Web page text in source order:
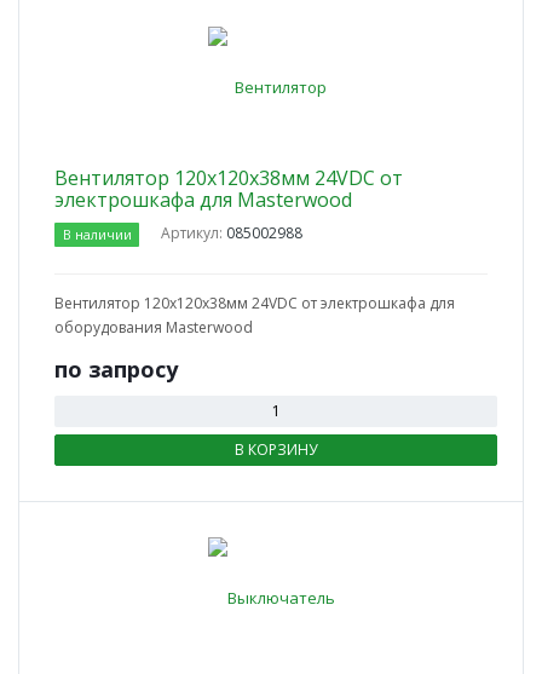
Вентилятор 120х120х38мм 24VDC от
электрошкафа для Masterwood
В наличии Артикул: 085002988
Вентилятор 120х120х38мм 24VDC от электрошкафа для
оборудования Masterwood
по запросу
В КОРЗИНУ